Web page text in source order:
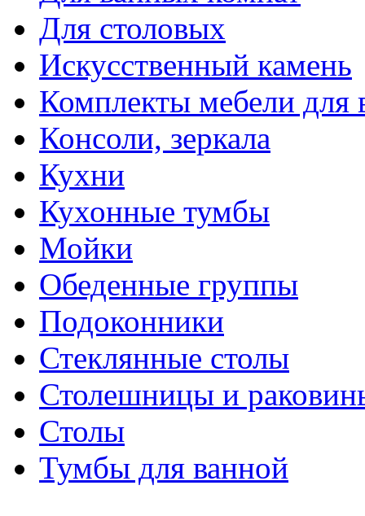
Для столовых
Искусственный камень
Комплекты мебели для
Консоли, зеркала
Кухни
Кухонные тумбы
Мойки
Обеденные группы
Подоконники
Стеклянные столы
Столешницы и
Столы
Тумбы для ванной